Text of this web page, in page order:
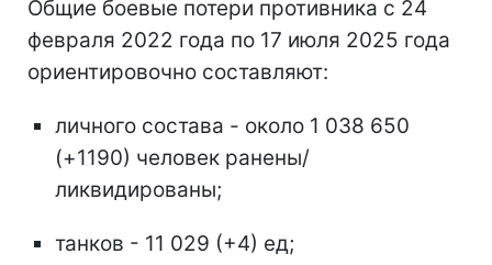
Общие боевые потери противника с 24
февраля 2022 года по 17 июля 2025 года
ориентировочно составляют:
личного состава - около 1 038 650
(+1190) человек ранены/
ликвидированы;
танков - 11 029 (+4) ед;